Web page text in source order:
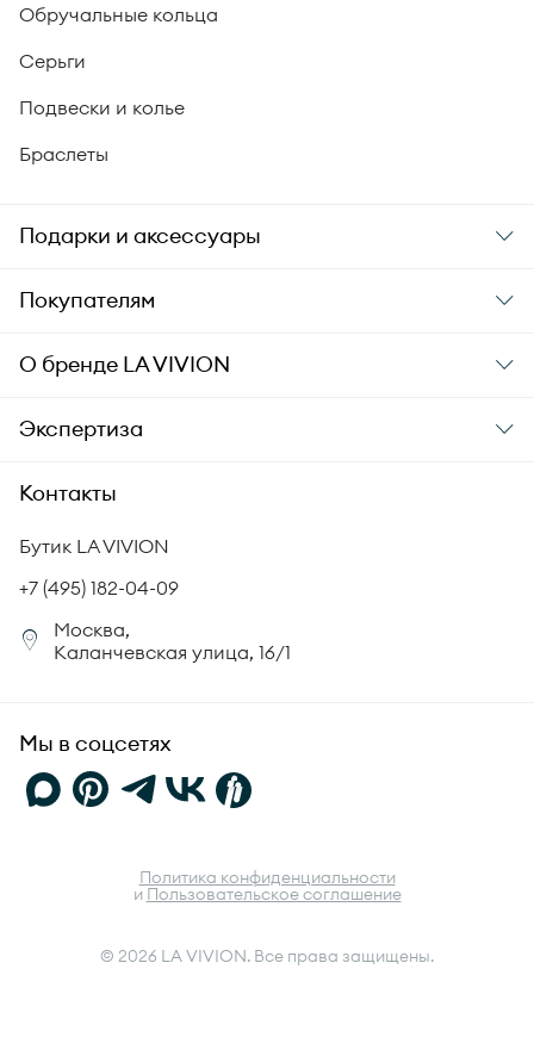
Обручальные кольца
Серьги
Подвески и колье
Браслеты
Подарки и аксессуары
Подарки
Уход за украшениями
Аксессуары
Покупателям
Заказ и оплата
Гарантия подлинности
Комплект документов
Политика возврата
Сертификация бриллиантов
Юридическая информация
О бренде LA VIVION
О компании
СМИ о нас
Корпоративный портал
Экспертиза
Академия LA VIVION
Статьи
Контакты
Бутик LA VIVION
+7 (495) 182-04-09
Москва,
Каланчевская улица, 16/1
Мы в соцсетях
© 2026 LA VIVION. Все права защищены.
Политика конфиденциальности
и Пользовательское соглашение